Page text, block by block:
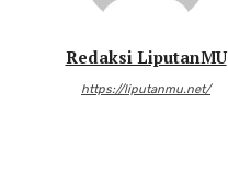
Redaksi LiputanMU
https://liputanmu.net/